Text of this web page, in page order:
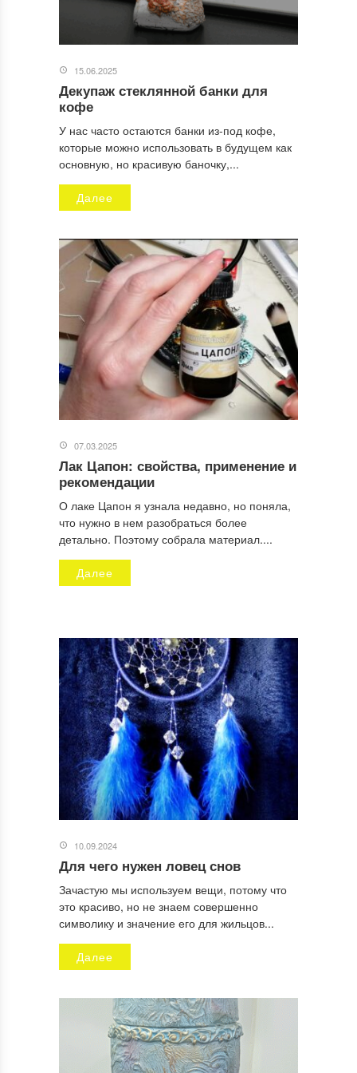
15.06.2025
Декупаж стеклянной банки для
кофе
У нас часто остаются банки из-под кофе,
которые можно использовать в будущем как
основную, но красивую баночку,...
Далее
07.03.2025
Лак Цапон: свойства, применение и
рекомендации
О лаке Цапон я узнала недавно, но поняла,
что нужно в нем разобраться более
детально. Поэтому собрала материал....
Далее
10.09.2024
Для чего нужен ловец снов
Зачастую мы используем вещи, потому что
это красиво, но не знаем совершенно
символику и значение его для жильцов...
Далее